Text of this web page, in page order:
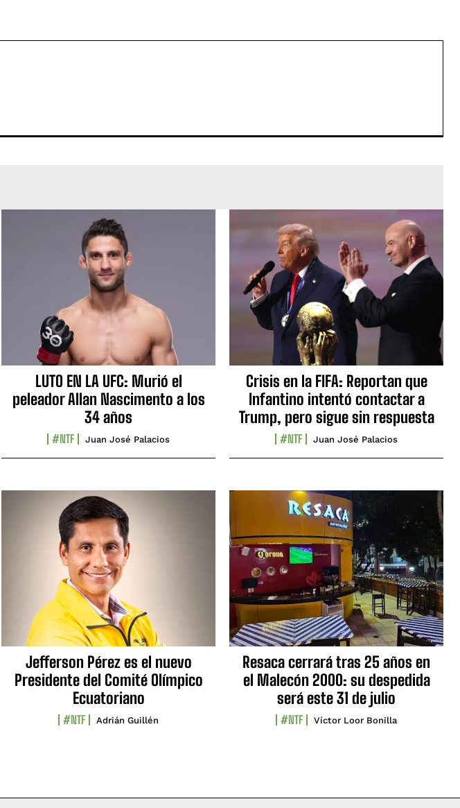
LUTO EN LA UFC: Murió el
peleador Allan Nascimento a los
34 años
#NTF Juan José Palacios
Crisis en la FIFA: Reportan que
Infantino intentó contactar a
Trump, pero sigue sin respuesta
#NTF Juan José Palacios
Jefferson Pérez es el nuevo
Presidente del Comité Olímpico
Ecuatoriano
#NTF Adrián Guillén
Resaca cerrará tras 25 años en
el Malecón 2000: su despedida
será este 31 de julio
#NTF Víctor Loor Bonilla